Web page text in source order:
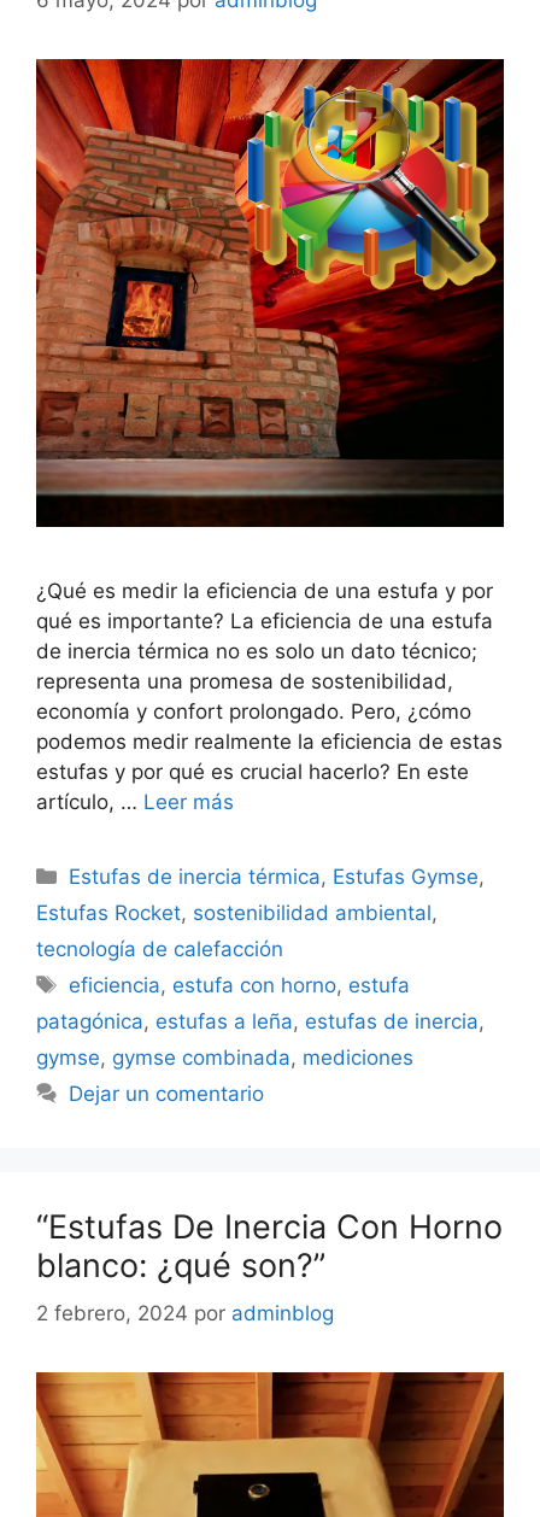
¿Qué es medir la eficiencia de una estufa y por
qué es importante? La eficiencia de una estufa
de inercia térmica no es solo un dato técnico;
representa una promesa de sostenibilidad,
economía y confort prolongado. Pero, ¿cómo
podemos medir realmente la eficiencia de estas
estufas y por qué es crucial hacerlo? En este
artículo, … Leer más
Categorías
Estufas de inercia térmica, Estufas Gymse,
Estufas Rocket, sostenibilidad ambiental,
tecnología de calefacción
Etiquetas
eficiencia, estufa con horno, estufa
patagónica, estufas a leña, estufas de inercia,
gymse, gymse combinada, mediciones
Dejar un comentario
“Estufas De Inercia Con Horno
blanco: ¿qué son?”
2 febrero, 2024 por adminblog